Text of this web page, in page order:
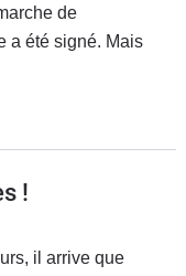
de
a été signé. Mais
!
il arrive que